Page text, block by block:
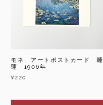
モネ アートポストカード 睡
蓮 1906年
¥220